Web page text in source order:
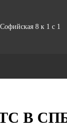
8 к 1 с 1
В